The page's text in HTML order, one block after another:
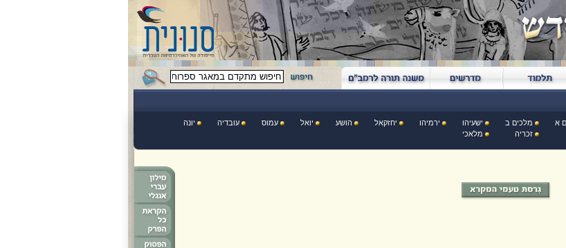
א מלכים ב ישעיהו ירמיהו יחזקאל הושע יואל עמוס עובדיה
יונה
זכריה מלאכי